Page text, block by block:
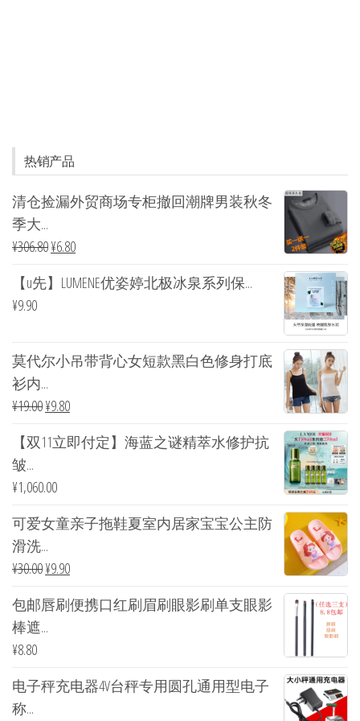
热销产品
清仓捡漏外贸商场专柜撤回潮牌男装秋冬
季大...
¥306.80¥6.80
【u先】LUMENE优姿婷北极冰泉系列保...
¥9.90
莫代尔小吊带背心女短款黑白色修身打底
衫内...
¥19.00¥9.80
【双11立即付定】海蓝之谜精萃水修护抗
皱...
¥1,060.00
可爱女童亲子拖鞋夏室内居家宝宝公主防
滑洗...
¥30.00¥9.90
包邮唇刷便携口红刷眉刷眼影刷单支眼影
棒遮...
¥8.80
电子秤充电器4V台秤专用圆孔通用型电子
称...